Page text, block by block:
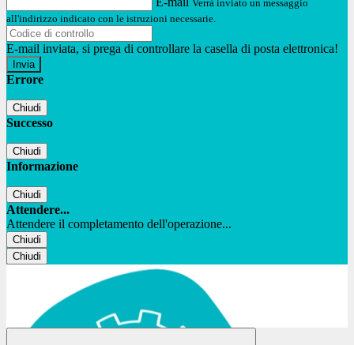
Verrà inviato un messaggio
all'indirizzo indicato con le istruzioni necessarie.
E-mail inviata, si prega di controllare la casella di posta elettronica!
Errore
Chiudi
Successo
Chiudi
Informazione
Chiudi
Attendere...
Attendere il completamento dell'operazione...
Chiudi
Chiudi